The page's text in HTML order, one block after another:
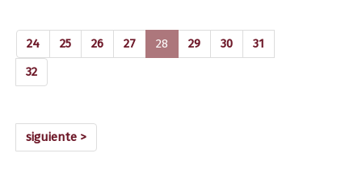
24 25 26 27 28 (current)
29 30
31
32
siguiente >